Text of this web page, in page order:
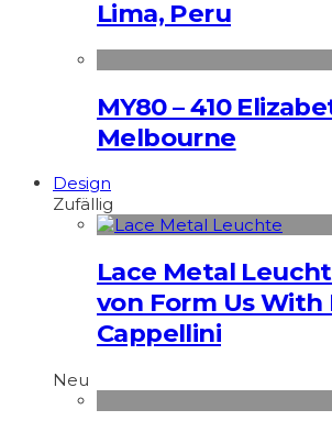
Lima, Peru
MY80 – 410
Melbourne
Design
Zufällig
Lace Metal
von Form Us With
Cappellini
Neu